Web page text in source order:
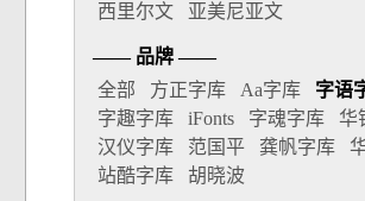
西里尔文
亚美尼亚文
—— 品牌 ——
全部
方正字库 Aa字库
字语
字趣字库
iFonts 字魂字库
华
汉仪字库
范国平 龚帆字库
站酷字库
胡晓波